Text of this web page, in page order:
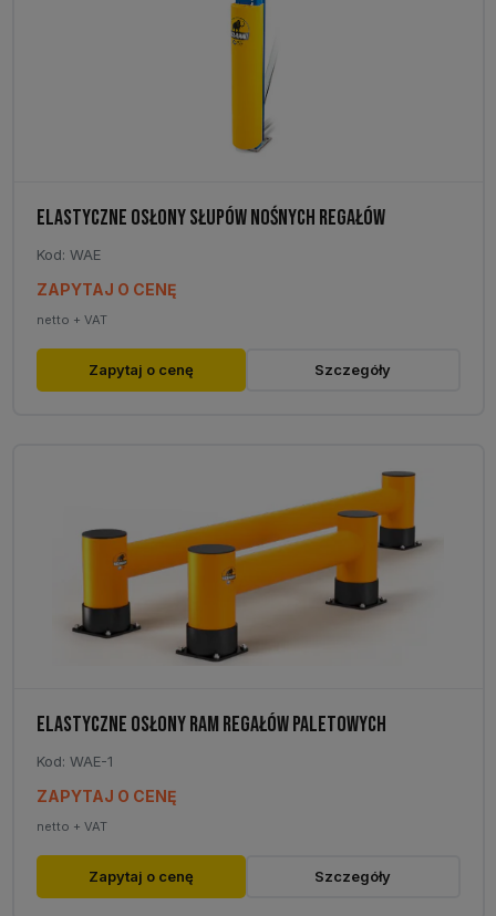
ELASTYCZNE OSŁONY SŁUPÓW NOŚNYCH REGAŁÓW
Kod: WAE
ZAPYTAJ O CENĘ
netto + VAT
Zapytaj o cenę Szczegóły
ELASTYCZNE OSŁONY RAM REGAŁÓW PALETOWYCH
Kod: WAE-1
ZAPYTAJ O CENĘ
netto + VAT
Zapytaj o cenę Szczegóły